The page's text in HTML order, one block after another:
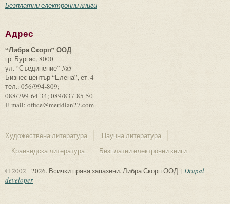
Безплатни електронни книги
Адрес
“Либра Скорп” ООД
гр. Бургас, 8000
ул. “Съединение” №5
Бизнес център “Елена”, ет. 4
тел.: 056/994-809;
088/799-64-34; 089/837-85-50
E-mail: office@meridian27.com
Художествена литература
Научна литература
Краеведска литература
Безплатни електронни книги
© 2002 - 2026. Всички права запазени. Либра Скорп ООД. | Drupal
developer